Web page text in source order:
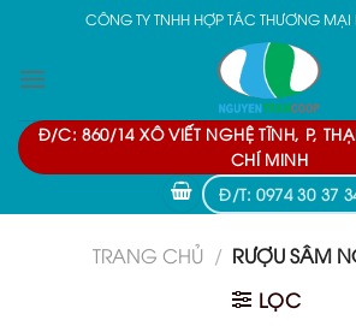
content
CÔNG TY TNHH HỢP TÁC THƯƠNG MẠI
Đ/C: 860/14 XÔ VIẾT NGHỆ TĨNH, P,
CHÍ MINH
Đ/T: 0974 30 37
TRANG CHỦ / RƯỢU SÂM
LỌC